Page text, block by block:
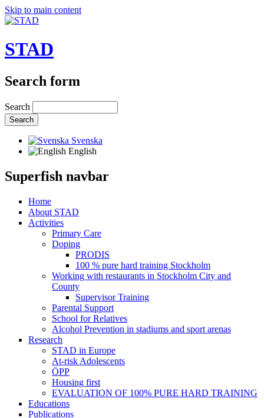
Skip to main content
STAD
Search form
Search
Svenska
English
Superfish navbar
Home
About STAD
Activities
Primary Care
Doping
PRODIS
100 % pure hard training Stockholm
Working with restaurants in Stockholm City and
County
Supervisor Training
Parental Support
School for Relatives
Alcohol Prevention in stadiums and sport arenas
Research
STAD in Europe
At-risk Adolescents
ÖPP
Housing first
EVALUATION OF 100% PURE HARD TRAINING
Educations
Publications